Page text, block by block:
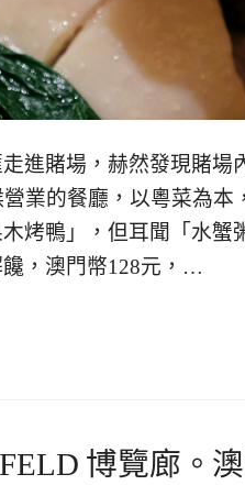
進賭場，赫然發現賭場
業的餐廳，以粵菜為本
烤鴨」，但耳聞「水蟹
，澳門幣128元，…
博覽廊。